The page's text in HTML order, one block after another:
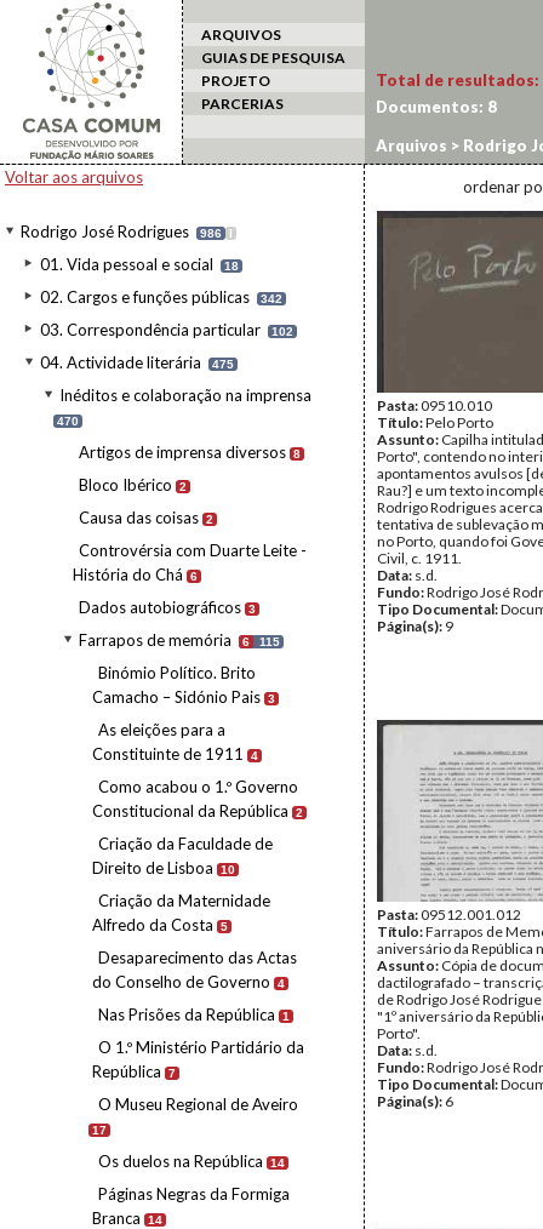
ARQUIVOS
GUIAS DE PESQUISA
PROJETO
PARCERIAS
Voltar aos arquivos
Rodrigo José Rodrigues 986 I
01. Vida pessoal e social 18
02. Cargos e funções públicas 342
03. Correspondência particular 102
04. Actividade literária 475
Inéditos e colaboração na imprensa
470
Artigos de imprensa diversos 8
Bloco Ibérico 2
Causa das coisas 2
Controvérsia com Duarte Leite -
História do Chá
6
Dados autobiográficos 3
Farrapos de memória 6 115
Binómio Político. Brito
Camacho – Sidónio Pais 3
As eleições para a
Constituinte de 1911
4
Como acabou o 1.º Governo
Constitucional da República
2
Criação da Faculdade de
Direito de Lisboa
10
Criação da Maternidade
Alfredo da Costa
5
Desaparecimento das Actas
do Conselho de Governo
4
Nas Prisões da República 1
O 1.º Ministério Partidário da
República
7
O Museu Regional de Aveiro
17
Os duelos na República 14
Páginas Negras da Formiga
Branca
14
Total de resultados:
Documentos: 8
Arquivos > Rodrigo
Farrapos de
ordenar
Pasta:09510.010
Título:Pelo Porto
Assunto: Capilha
Porto", contendo no
apontamentos avulsos
Rau?] e um texto
Rodrigo Rodrigues
tentativa de sublevação
no Porto, quando foi
Civil, c. 1911.
Data: s.d.
Fundo:Rodrigo José
Tipo Documental:
Página(s): 9
Pasta:09512.001.012
Título:Farrapos de
aniversário da República
Assunto: Cópia de
dactilografado –
de Rodrigo José
"1º aniversário da
Porto".
Data: s.d.
Fundo:Rodrigo José
Tipo Documental:
Página(s): 6